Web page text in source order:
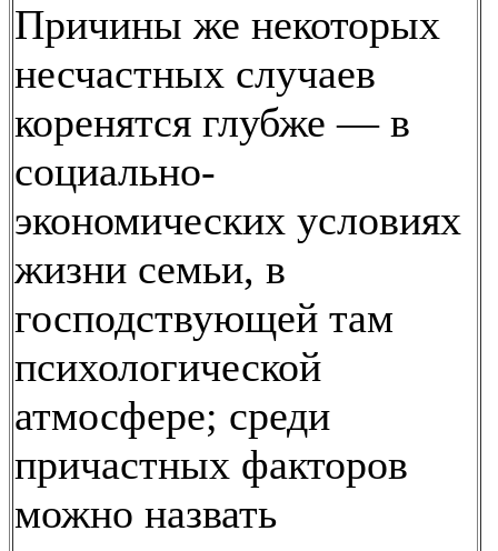
Причины же некоторых
несчастных случаев
коренятся глубже — в
социально-
экономических условиях
жизни семьи, в
господствующей там
психологической
атмосфере; среди
причастных факторов
можно назвать